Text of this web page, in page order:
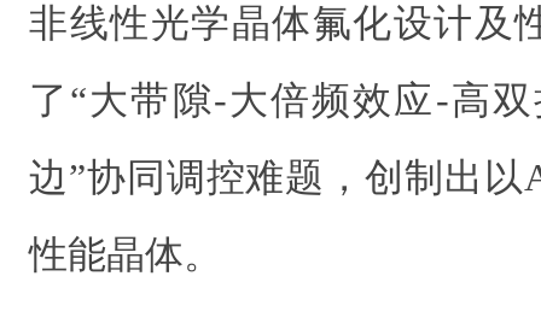
非线性光学晶体氟化设计及
了“大带隙-大倍频效应-高
边”协同调控难题，创制出以
性能晶体。